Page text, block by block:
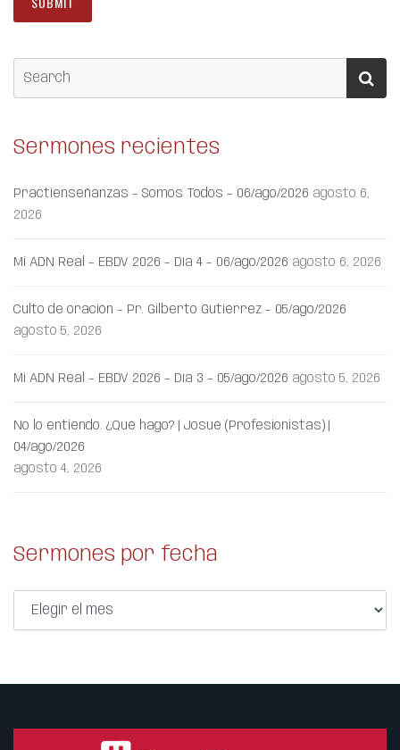
Sermones recientes
Practienseñanzas – Somos Todos – 06/ago/2026 agosto 6,
2026
Mi ADN Real – EBDV 2026 – Día 4 – 06/ago/2026 agosto 6, 2026
Culto de oración – Pr. Gilberto Gutiérrez – 05/ago/2026
agosto 5, 2026
Mi ADN Real – EBDV 2026 – Día 3 – 05/ago/2026 agosto 5, 2026
No lo entiendo. ¿Qué hago? | Josué (Profesionistas) |
04/ago/2026
agosto 4, 2026
Sermones por fecha